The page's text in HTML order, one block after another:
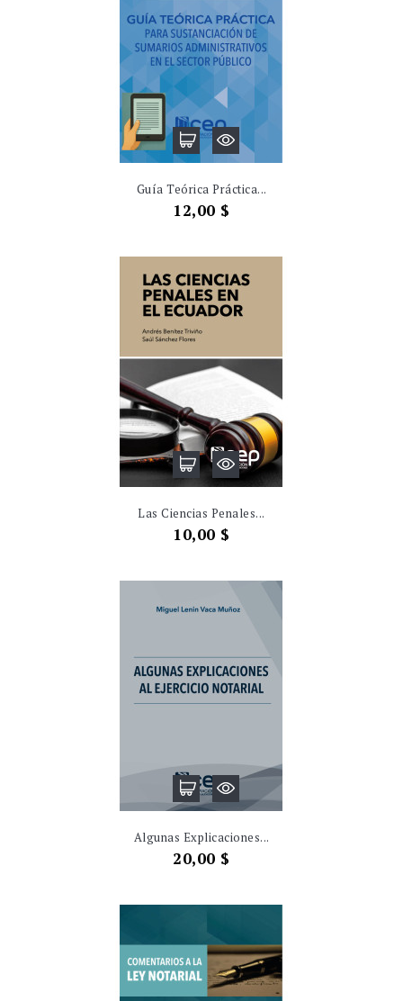
Guía Teórica Práctica...
Precio
12,00 $
Las Ciencias Penales...
Precio
10,00 $
Algunas Explicaciones...
Precio
20,00 $